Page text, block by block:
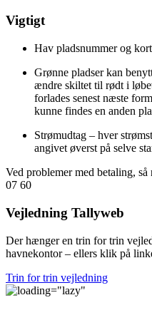
Vigtigt
Hav pladsnummer og
Grønne pladser kan
ændre skiltet til rødt i
forlades senest næste
kunne findes en anden
Strømudtag – hver
angivet øverst på selve
Ved problemer med betaling,
07 60
Vejledning Tallyweb
Der hænger en trin for trin
havnekontor – ellers klik på
Trin for trin vejledning